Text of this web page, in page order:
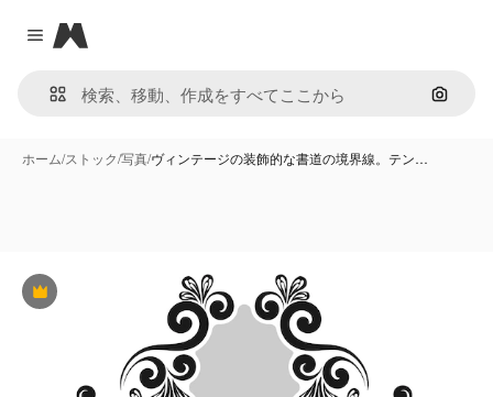
Close menu
Magnific
画像で
ホーム/ストック/写真/ヴィンテージの装飾的な書道の境界線。テン…
Premium